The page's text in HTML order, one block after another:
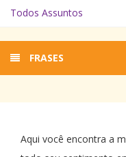
Todos Assuntos
FRASES
Aqui você encontra a